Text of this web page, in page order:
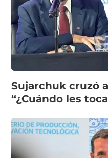
Sujarchuk cruzó
“¿Cuándo les